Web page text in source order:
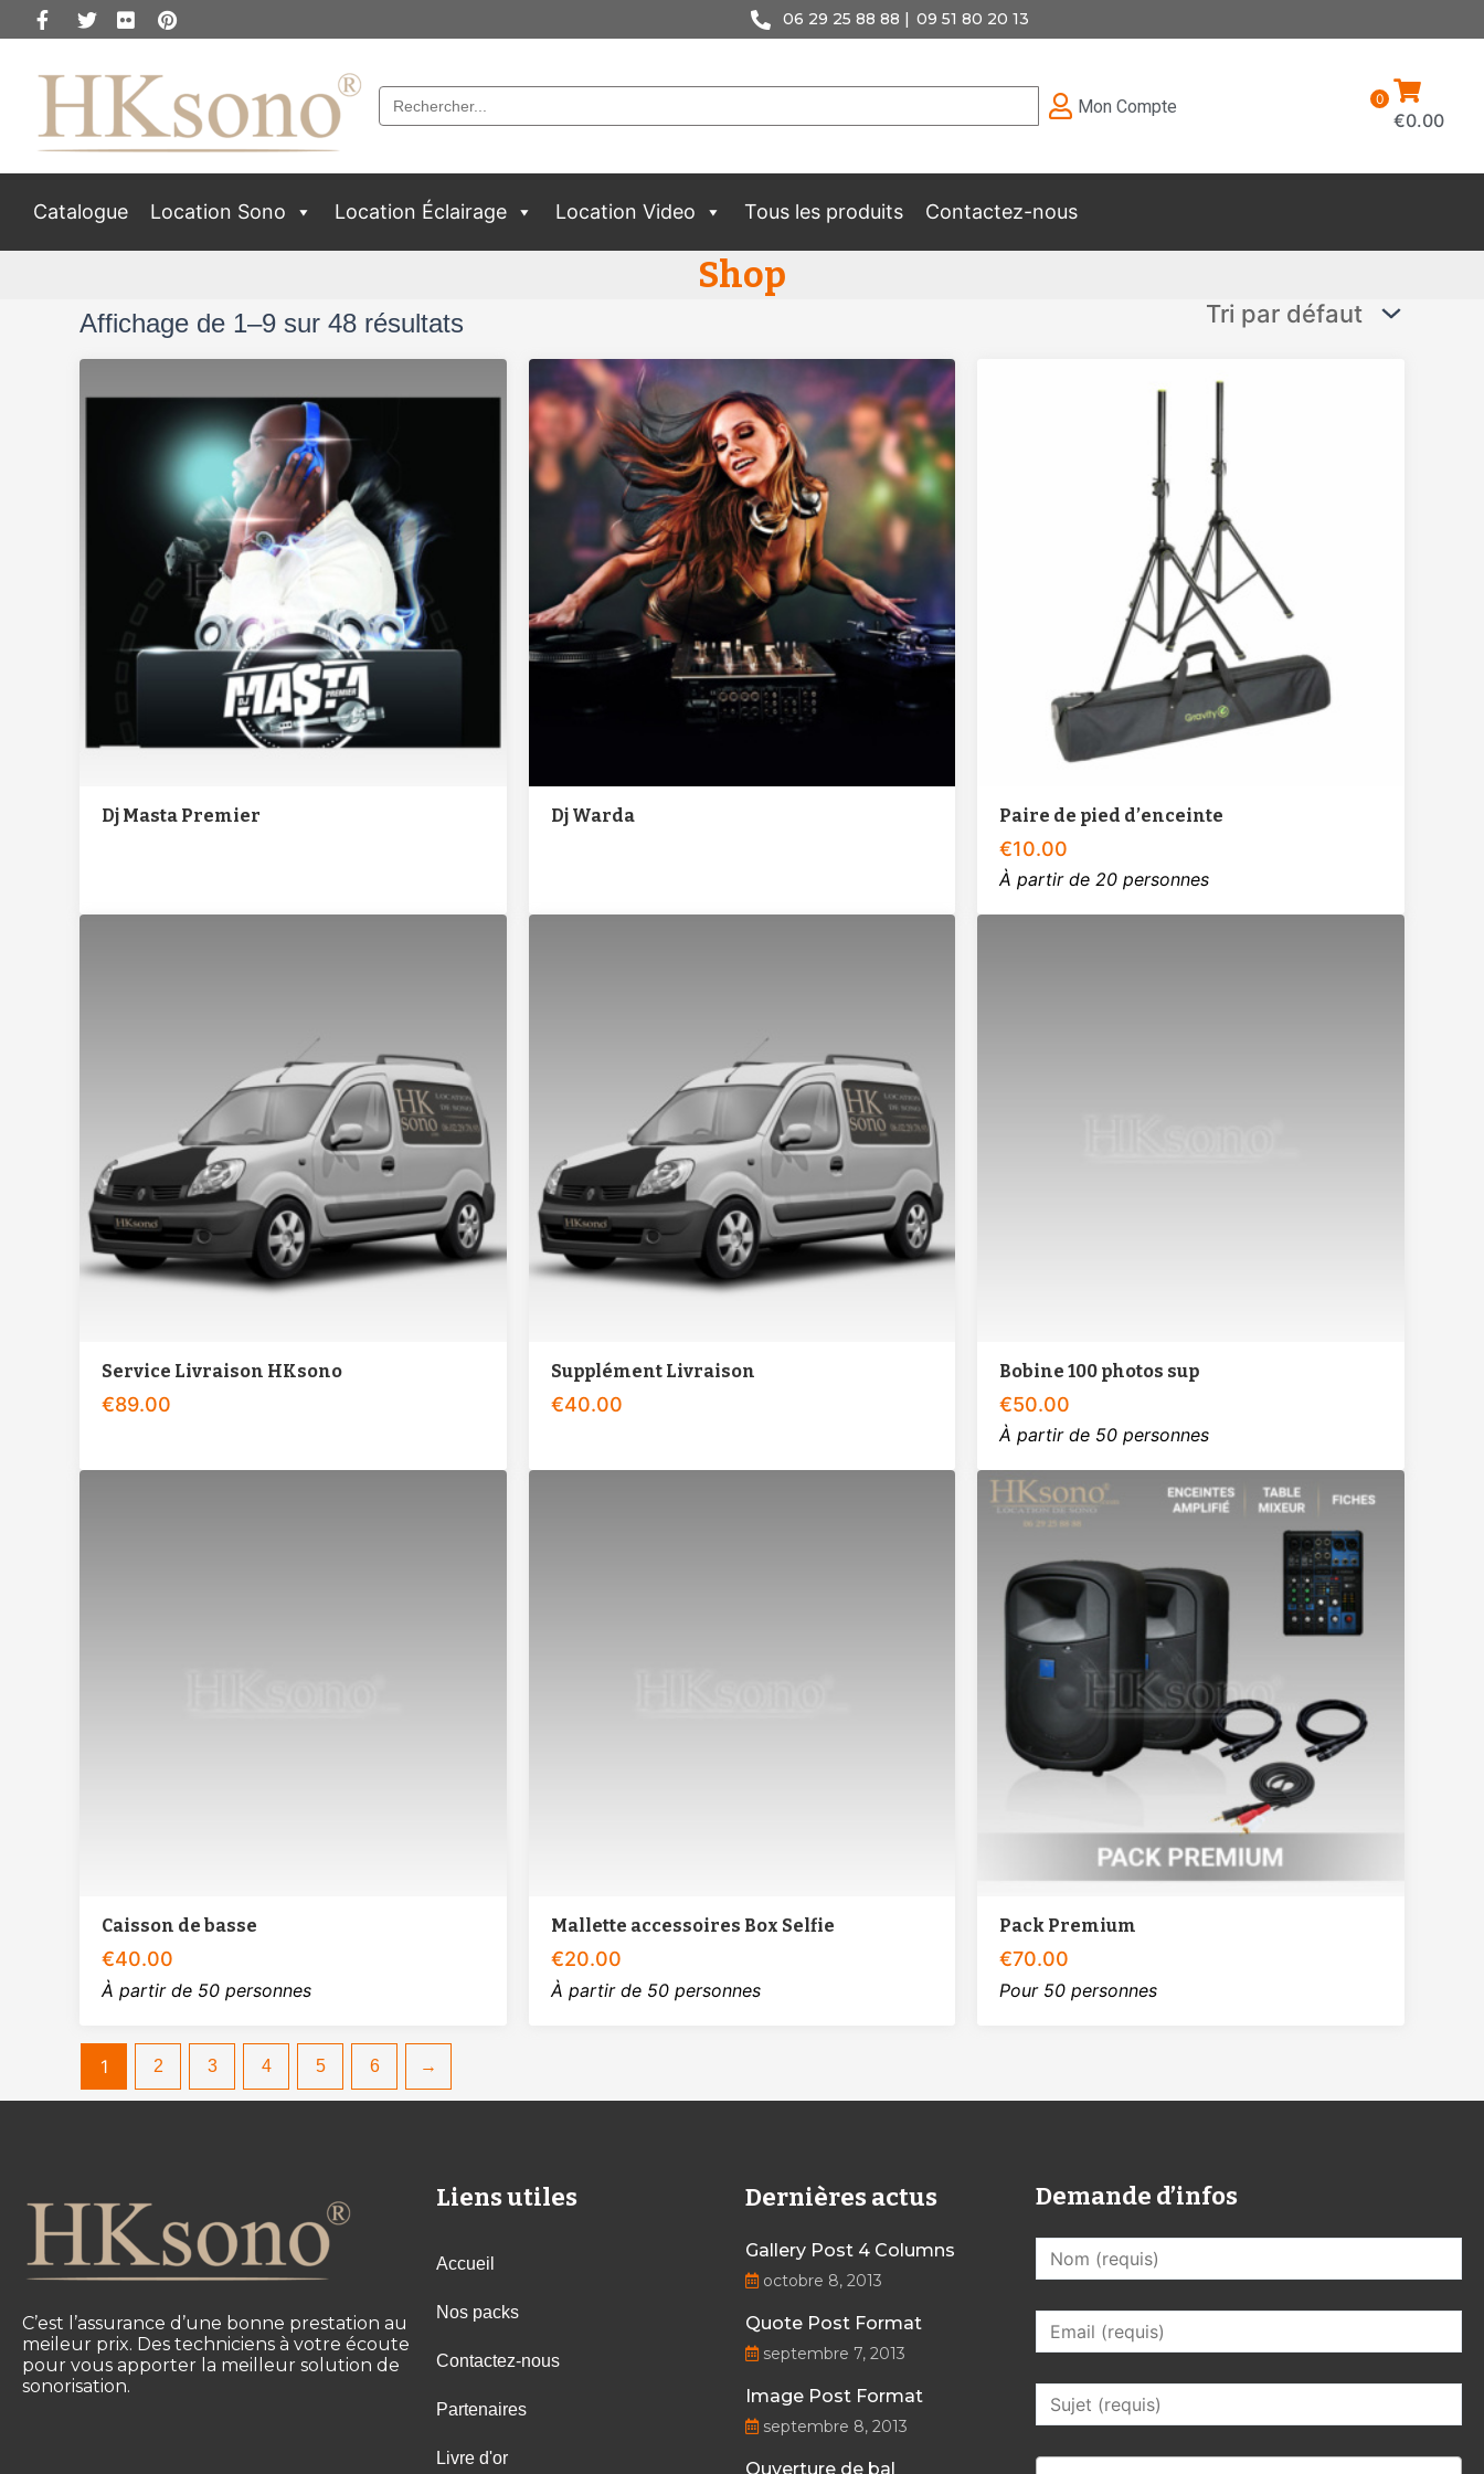
06 29 25 88 88 | 09 51 80 20 13
Search
for:
Mon Compte 0
€0.00
Catalogue Location Sono Location Éclairage Location Video Tous les produits Contactez-nous
Shop
Affichage de 1–9 sur 48 résultats
Dj Masta Premier Dj Warda
À partir de 20 personnes
Paire de pied d’enceinte
€10.00
Service Livraison HKsono
€89.00
Supplément Livraison
€40.00
À partir de 50 personnes
Bobine 100 photos sup
€50.00
À partir de 50 personnes
Caisson de basse
€40.00
À partir de 50 personnes
Mallette accessoires Box Selfie
€20.00
Pour 50 personnes
Pack Premium
€70.00
1 2 3 4 5 6 →
C’est l’assurance d’une bonne prestation au
meileur prix. Des techniciens à votre écoute
pour vous apporter la meilleur solution de
sonorisation.
Liens utiles
Accueil
Nos packs
Contactez-nous
Partenaires
Livre d'or
Dernières actus
Gallery Post 4 Columns
octobre 8, 2013
Quote Post Format
septembre 7, 2013
Image Post Format
septembre 8, 2013
Ouverture de bal
Demande d’infos